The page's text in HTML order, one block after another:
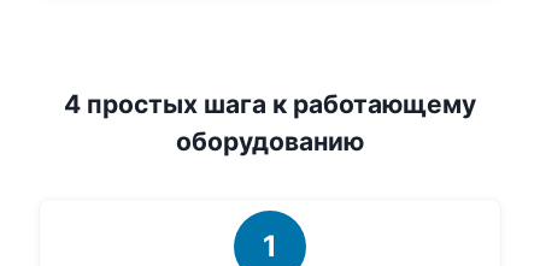
4 простых шага к работающему
оборудованию
1